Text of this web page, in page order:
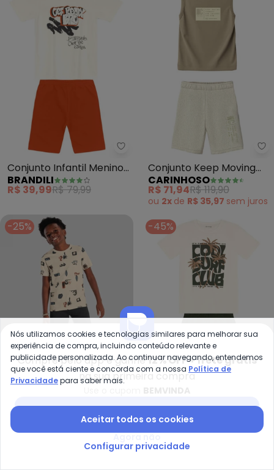
Brandili - Conjunto Infantil
Conjunto Infantil Menino
Estampado (Natural)
BRANDILI
R$ 39,99R$ 79,99
Conjunto Keep Moving
Forward em Moletinho
(Cáqui)
CARINHOSO
R$ 71,94R$ 119,90
ou 2x de R$ 35,97 sem juros
-25%
Conjunto Menino Tropical
de Surf (Natural)
R$ 59,99R$ 79,99
R$ 29,99semjuros
-45%
Conjunto Infantil Menino
de Surf (Bege)
BRANDILI
R$ 45,99R$ 84,99
Compre pelo app e ganhe12% OFF + frete grátis
na sua primeira compra
Nós utilizamos cookies e tecnologias similares para melhorar sua
experiência de compra, incluindo conteúdo relevante e
publicidade personalizada. Ao continuar navegando, entendemos
que você está ciente e concorda com a nossa Política de
Privacidadepara saber mais.
Aceitar todos os cookies
Configurar privacidade